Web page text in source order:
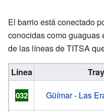
El barrio está conectado
conocidas como guaguas
de las líneas de TITSA
Línea
032 Güímar- Las